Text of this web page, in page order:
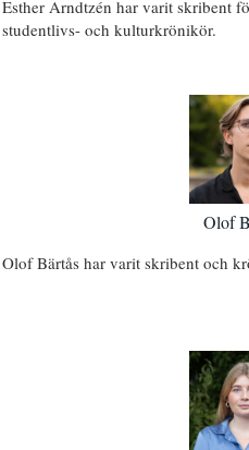
Esther Arndtzén har varit skribent
studentlivs- och kulturkrönikör.
Olof
Olof Bärtås har varit skribent och